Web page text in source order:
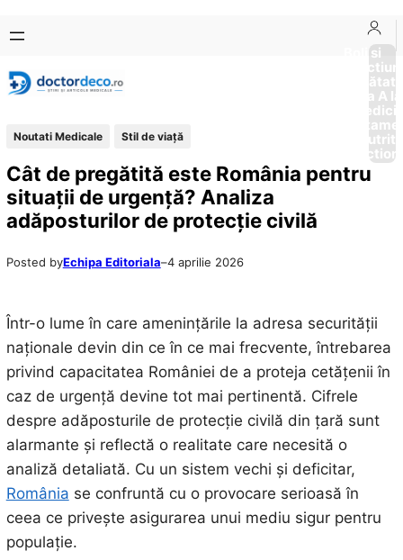
conținut
content
Boli si
Afectiuni
Sănătate
de la A
Noutati Medicale Stil de viaţă
Cât de pregătită este România pentru
situații de urgență? Analiza
adăposturilor de protecție civilă
Posted byEchipa Editoriala–4 aprilie 2026
Într-o lume în care amenințările la adresa securității
naționale devin din ce în ce mai frecvente, întrebarea
privind capacitatea României de a proteja cetățenii în
caz de urgență devine tot mai pertinentă. Cifrele
despre adăposturile de protecție civilă din țară sunt
alarmante și reflectă o realitate care necesită o
analiză detaliată. Cu un sistem vechi și deficitar,
România se confruntă cu o provocare serioasă în
ceea ce privește asigurarea unui mediu sigur pentru
populație.